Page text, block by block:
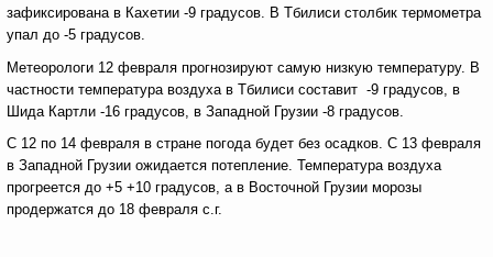
зафиксирована в Кахетии -9 градусов. В Тбилиси столбик термометра
упал до -5 градусов.
Метеорологи 12 февраля прогнозируют самую низкую температуру. В
частности температура воздуха в Тбилиси составит -9 градусов, в
Шида Картли -16 градусов, в Западной Грузии -8 градусов.
С 12 по 14 февраля в стране погода будет без осадков. С 13 февраля
в Западной Грузии ожидается потепление. Температура воздуха
прогреется до +5 +10 градусов, а в Восточной Грузии морозы
продержатся до 18 февраля с.г.